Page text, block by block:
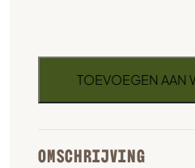
TOEVOEGEN AAN
OMSCHRIJVING